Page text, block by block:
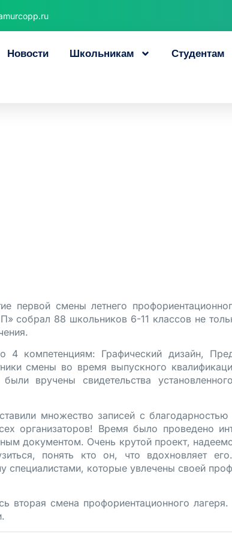
Новости Школьникам Студентам
первой смены летнего
собрал 88 школьников 6-11 классов не
4 компетенциям: Графический дизайн,
смены во время выпускного
вручены свидетельства
множество записей с
организаторов! Время было проведено
документом. Очень крутой проект,
понять кто он, что вдохновляет
специалистами, которые увлечены своей
вторая смена профориентационного лагеря.